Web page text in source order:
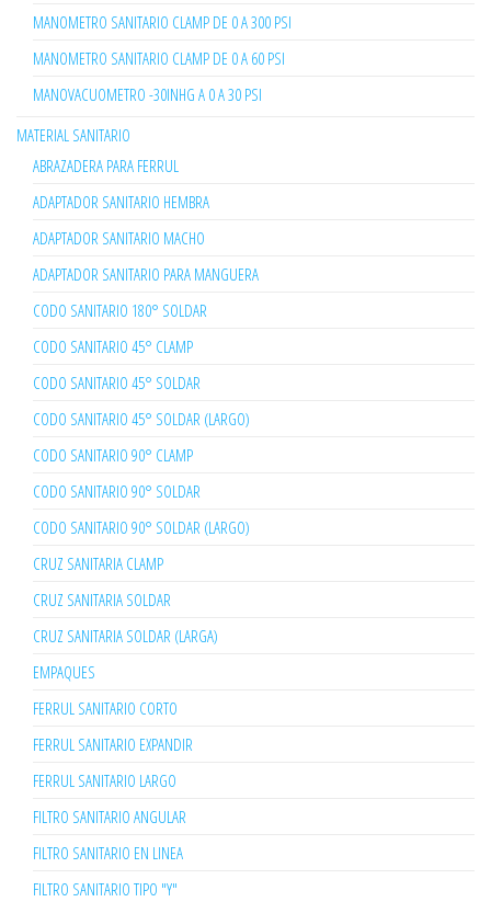
MANOMETRO SANITARIO CLAMP DE 0 A 300 PSI
MANOMETRO SANITARIO CLAMP DE 0 A 60 PSI
MANOVACUOMETRO -30INHG A 0 A 30 PSI
MATERIAL SANITARIO
ABRAZADERA PARA FERRUL
ADAPTADOR SANITARIO HEMBRA
ADAPTADOR SANITARIO MACHO
ADAPTADOR SANITARIO PARA MANGUERA
CODO SANITARIO 180° SOLDAR
CODO SANITARIO 45° CLAMP
CODO SANITARIO 45° SOLDAR
CODO SANITARIO 45° SOLDAR (LARGO)
CODO SANITARIO 90° CLAMP
CODO SANITARIO 90° SOLDAR
CODO SANITARIO 90° SOLDAR (LARGO)
CRUZ SANITARIA CLAMP
CRUZ SANITARIA SOLDAR
CRUZ SANITARIA SOLDAR (LARGA)
EMPAQUES
FERRUL SANITARIO CORTO
FERRUL SANITARIO EXPANDIR
FERRUL SANITARIO LARGO
FILTRO SANITARIO ANGULAR
FILTRO SANITARIO EN LINEA
FILTRO SANITARIO TIPO "Y"